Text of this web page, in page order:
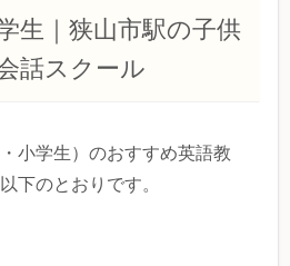
生｜狭山市駅の子供
話スクール
小学生）のおすすめ英語教
下のとおりです。